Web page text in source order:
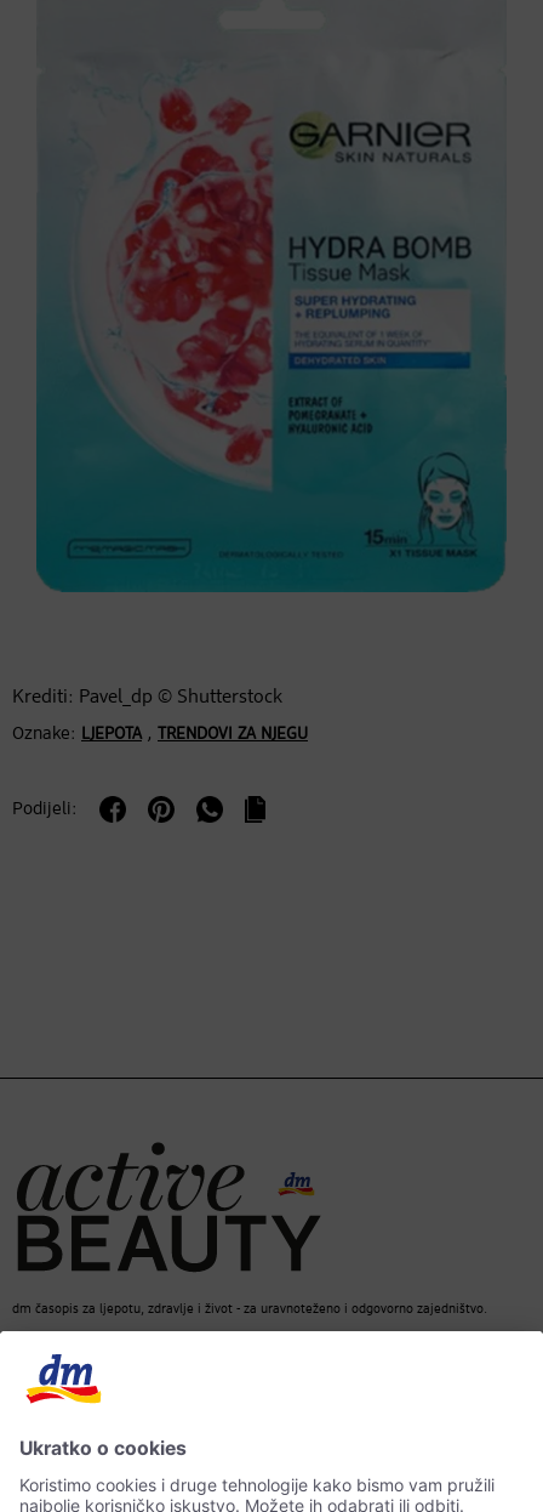
Krediti: Pavel_dp © Shutterstock
Oznake: LJEPOTA, TRENDOVI ZA NJEGU
Podijeli:
dm časopis za ljepotu, zdravlje i život - za uravnoteženo i odgovorno zajedništvo.